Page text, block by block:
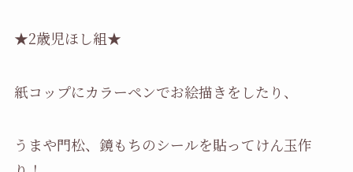
★2歳児ほし組★
紙コップにカラーペンでお絵描きをしたり、
うまや門松、鏡もちのシールを貼ってけん玉作